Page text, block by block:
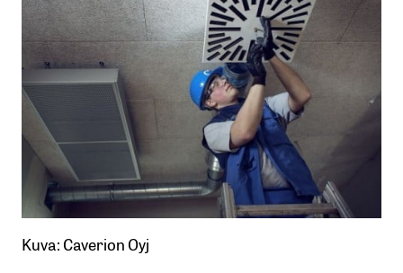
Kuva: Caverion Oyj